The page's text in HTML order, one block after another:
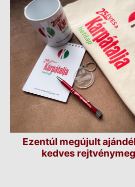
Ezentúl megújult
kedves